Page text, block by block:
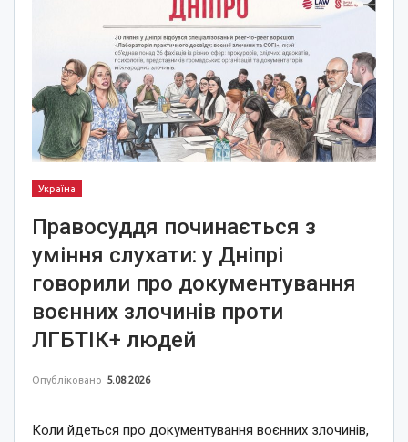
Україна
Правосуддя починається з
уміння слухати: у Дніпрі
говорили про документування
воєнних злочинів проти
ЛГБТІК+ людей
Опубліковано 5.08.2026
Коли йдеться про документування воєнних злочинів,